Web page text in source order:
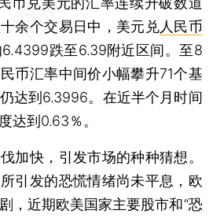
余个交易日中，美元兑人民币
跌至6.39附近区间。至8
币汇率中间价小幅攀升71个基
达到6.3996。在近半个月时间
达到0.63％。
快，引发市场的种种猜想。
引发的恐慌情绪尚未平息，欧
，近期欧美国家主要股市和“恐